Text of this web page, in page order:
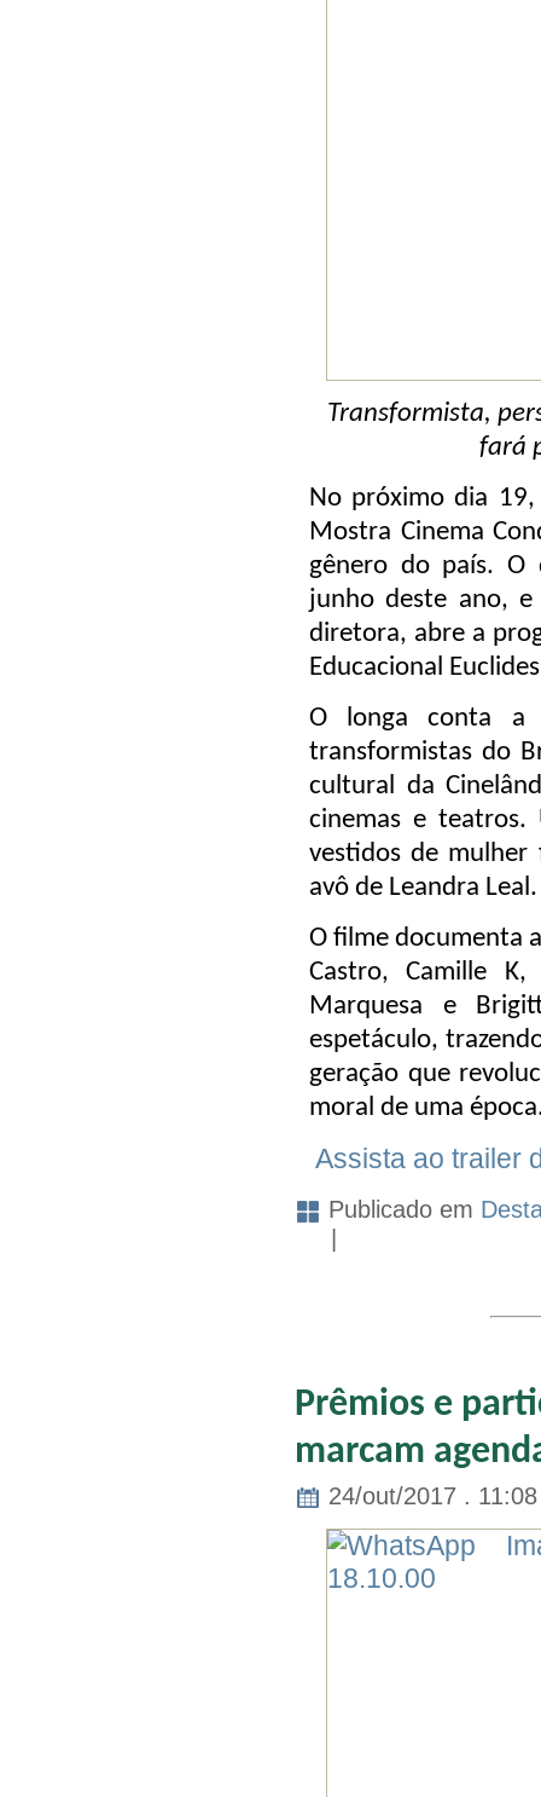
Transformista,
fará
No próximo dia
Mostra Cinema
gênero do país. O
junho deste ano, e
diretora, abre a
Educacional
O longa conta a
transformistas do
cultural da
cinemas e teatros.
vestidos de mulher
avô de Leandra Leal.
O filme documenta
Castro, Camille
Marquesa e
espetáculo,
geração que
moral de uma
Assista ao trailer
Publicado em
Prêmios e
marcam
24/out/2017 . 11:08